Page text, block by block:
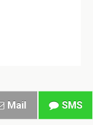
Mail SMS